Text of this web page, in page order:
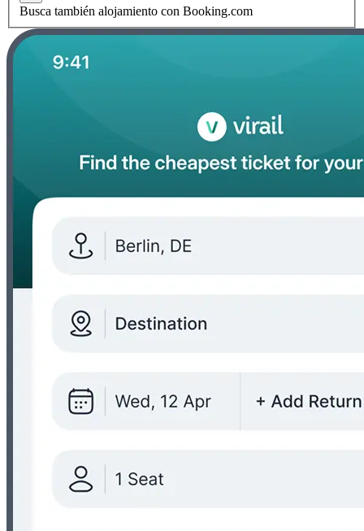
Busca también alojamiento con Booking.com